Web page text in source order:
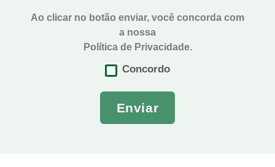
Ao clicar no botão enviar, você concorda com
a nossa
Política de Privacidade.
Concordo
Enviar